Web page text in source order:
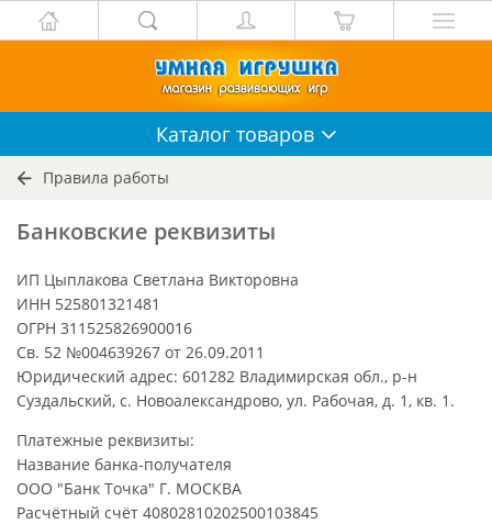
Каталог товаров
Правила работы
Банковские реквизиты
ИП Цыплакова Светлана Викторовна
ИНН 525801321481
ОГРН 311525826900016
Св. 52 №004639267 от 26.09.2011
Юридический адрес: 601282 Владимирская обл., р-н
Суздальский, с. Новоалександрово, ул. Рабочая, д. 1, кв. 1.
Платежные реквизиты:
Название банка-получателя
ООО "Банк Точка" Г. МОСКВА
Расчётный счёт 40802810202500103845